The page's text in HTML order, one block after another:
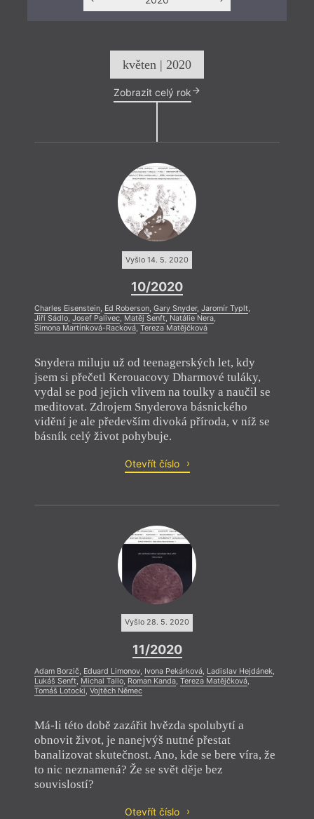
květen | 2020
Zobrazit celý rok
Vyšlo 14. 5. 2020
10/2020
Charles Eisenstein, Ed Roberson, Gary Snyder, Jaromír Typlt,
Jiří Sádlo, Josef Palivec, Matěj Senft, Natálie Nera,
Simona Martínková-Racková, Tereza Matějčková
Snydera miluju už od teenagerských let, kdy
jsem si přečetl Kerouacovy Dharmové tuláky,
vydal se pod jejich vlivem na toulky a naučil se
meditovat. Zdrojem Snyderova básnického
vidění je ale především divoká příroda, v níž se
básník celý život pohybuje.
Otevřít číslo
Vyšlo 28. 5. 2020
11/2020
Adam Borzič, Eduard Limonov, Ivona Pekárková, Ladislav Hejdánek,
Lukáš Senft, Michal Tallo, Roman Kanda, Tereza Matějčková,
Tomáš Lotocki, Vojtěch Němec
Má-li této době zazářit hvězda spolubytí a
obnovit život, je nanejvýš nutné přestat
banalizovat skutečnost. Ano, kde se bere víra, že
to nic neznamená? Že se svět děje bez
souvislostí?
Otevřít číslo